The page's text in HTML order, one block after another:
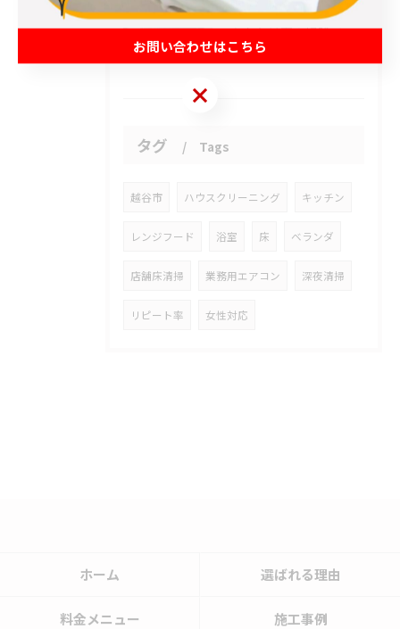
2026/08/10
あなたは家の掃除で悩んでいませんか？
タグ Tags
越谷市 ハウスクリーニング キッチン
レンジフード 浴室 床 ベランダ
店舗床清掃 業務用エアコン 深夜清掃
リピート率 女性対応
ホーム 選ばれる理由
料金メニュー 施工事例
お問い合わせはこちら
お問い合わせはこちら